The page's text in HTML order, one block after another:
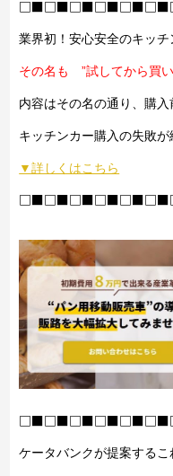
業界初！安心安全のキッチ
その名も ”試してから買
内容はその名の通り、購入
キッチンカー購入の失敗
▼詳しくはこちら
ケータバンクが提案する